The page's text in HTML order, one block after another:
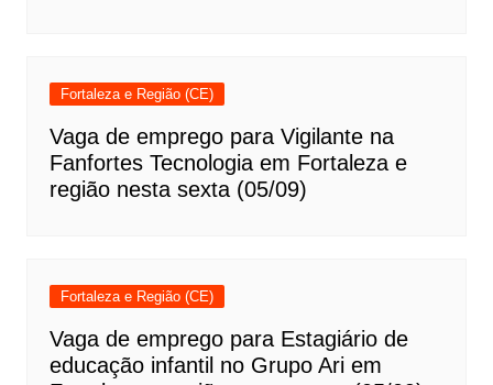
Fortaleza e Região (CE)
Vaga de emprego para Vigilante na
Fanfortes Tecnologia em Fortaleza e
região nesta sexta (05/09)
Fortaleza e Região (CE)
Vaga de emprego para Estagiário de
educação infantil no Grupo Ari em